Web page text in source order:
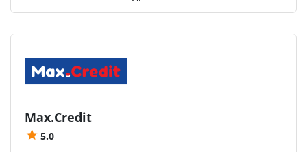
Max.Credit
5.0